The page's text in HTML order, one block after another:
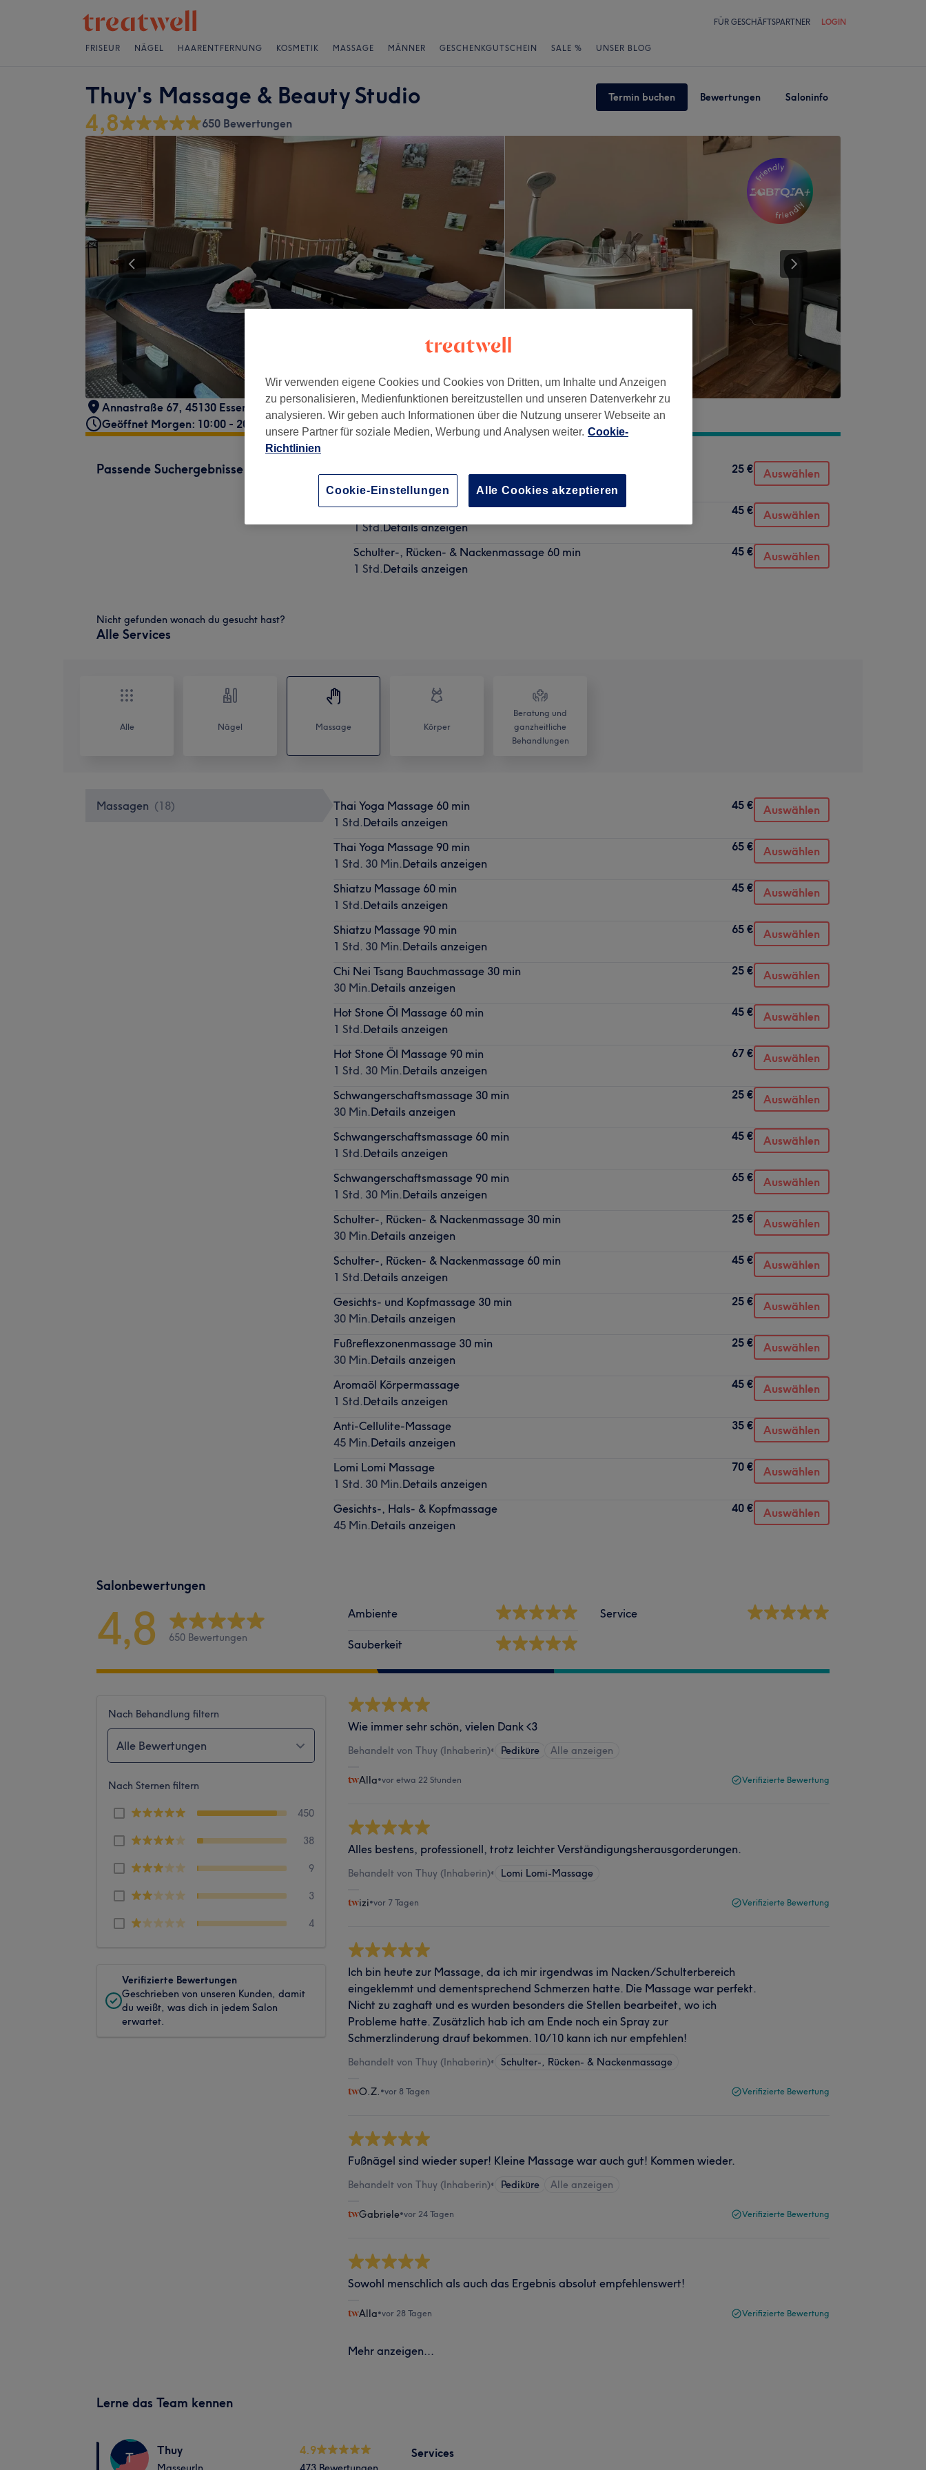
FÜR GESCHÄFTSPARTNER LOGIN
FRISEUR NÄGEL HAARENTFERNUNG KOSMETIK MASSAGE MÄNNER GESCHENKGUTSCHEIN SALE % UNSER BLOG
Thuy's Massage & Beauty Studio Termin buchen Bewertungen Saloninfo
4,8 650 Bewertungen
Annastraße 67, 45130 Essen, Deutschland
Geöffnet Morgen: 10:00 - 20:00
Passende Suchergebnisse
30 Min.Details anzeigen
25 € Auswählen
Hot Stone Öl Massage 60 min
1 Std.Details anzeigen
45 € Auswählen
Schulter-, Rücken- & Nackenmassage 60 min
1 Std.Details anzeigen
45 € Auswählen
Nicht gefunden wonach du gesucht hast?
Alle Services
Alle Nägel Massage Körper
Beratung und
ganzheitliche
Behandlungen
Massagen (18)
Thai Yoga Massage 60 min
1 Std.Details anzeigen
45 € Auswählen
Thai Yoga Massage 90 min
1 Std. 30 Min.Details anzeigen
65 € Auswählen
Shiatzu Massage 60 min
1 Std.Details anzeigen
45 € Auswählen
Shiatzu Massage 90 min
1 Std. 30 Min.Details anzeigen
65 € Auswählen
Chi Nei Tsang Bauchmassage 30 min
30 Min.Details anzeigen
25 € Auswählen
Hot Stone Öl Massage 60 min
1 Std.Details anzeigen
45 € Auswählen
Hot Stone Öl Massage 90 min
1 Std. 30 Min.Details anzeigen
67 € Auswählen
Schwangerschaftsmassage 30 min
30 Min.Details anzeigen
25 € Auswählen
Schwangerschaftsmassage 60 min
1 Std.Details anzeigen
45 € Auswählen
Schwangerschaftsmassage 90 min
1 Std. 30 Min.Details anzeigen
65 € Auswählen
Schulter-, Rücken- & Nackenmassage 30 min
30 Min.Details anzeigen
25 € Auswählen
Schulter-, Rücken- & Nackenmassage 60 min
1 Std.Details anzeigen
45 € Auswählen
Gesichts- und Kopfmassage 30 min
30 Min.Details anzeigen
25 € Auswählen
Fußreflexzonenmassage 30 min
30 Min.Details anzeigen
25 € Auswählen
Aromaöl Körpermassage
1 Std.Details anzeigen
45 € Auswählen
Anti-Cellulite-Massage
45 Min.Details anzeigen
35 € Auswählen
Lomi Lomi Massage
1 Std. 30 Min.Details anzeigen
70 € Auswählen
Gesichts-, Hals- & Kopfmassage
45 Min.Details anzeigen
40 € Auswählen
Salonbewertungen
4,8 650 Bewertungen
Ambiente
Sauberkeit
Service
Nach Behandlung filtern
Alle Bewertungen
Nach Sternen filtern
450
38
9
3
4
Verifizierte Bewertungen
Geschrieben von unseren Kunden, damit
du weißt, was dich in jedem Salon
erwartet.
Wie immer sehr schön, vielen Dank <3
Behandelt von Thuy (Inhaberin)• Pediküre Alle anzeigen
Alla•vor etwa 22 Stunden Verifizierte Bewertung
Alles bestens, professionell, trotz leichter Verständigungsherausgorderungen.
Behandelt von Thuy (Inhaberin)• Lomi Lomi-Massage
izi•vor 7 Tagen Verifizierte Bewertung
Ich bin heute zur Massage, da ich mir irgendwas im Nacken/Schulterbereich
eingeklemmt und dementsprechend Schmerzen hatte. Die Massage war perfekt.
Nicht zu zaghaft und es wurden besonders die Stellen bearbeitet, wo ich
Probleme hatte. Zusätzlich hab ich am Ende noch ein Spray zur
Schmerzlinderung drauf bekommen. 10/10 kann ich nur empfehlen!
Behandelt von Thuy (Inhaberin)• Schulter-, Rücken- & Nackenmassage
O.Z. •vor 8 Tagen Verifizierte Bewertung
Fußnägel sind wieder super! Kleine Massage war auch gut! Kommen wieder.
Behandelt von Thuy (Inhaberin)• Pediküre Alle anzeigen
Gabriele•vor 24 Tagen Verifizierte Bewertung
Sowohl menschlich als auch das Ergebnis absolut empfehlenswert!
Alla•vor 28 Tagen Verifizierte Bewertung
Mehr anzeigen...
Lerne das Team kennen
T Thuy 4.9 Services
Wir verwenden eigene Cookies und Cookies von Dritten, um Inhalte und Anzeigen
zu personalisieren, Medienfunktionen bereitzustellen und unseren Datenverkehr zu
analysieren. Wir geben auch Informationen über die Nutzung unserer Webseite an
unsere Partner für soziale Medien, Werbung und Analysen weiter. Cookie-
Richtlinien
Cookie-Einstellungen Alle Cookies akzeptieren